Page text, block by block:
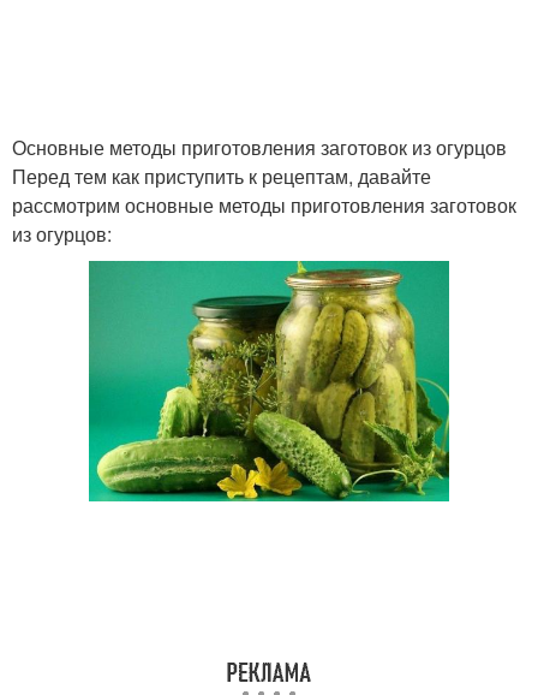
Огурцы с необычным
вкусом
Огурцы с зеленью
стерилизации
Огурцы с необычными
ингредиентами
Огурцы с уксусом Огурцы в кетчупе
Основные методы приготовления заготовок из огурцов
Перед тем как приступить к рецептам, давайте
рассмотрим основные методы приготовления заготовок
из огурцов: